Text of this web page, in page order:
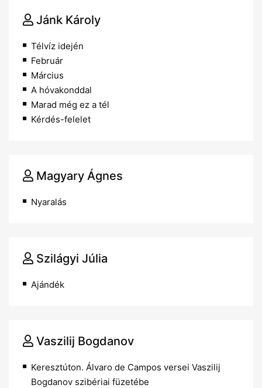
Jánk Károly
Télvíz idején
Február
Március
A hóvakonddal
Marad még ez a tél
Kérdés-felelet
Magyary Ágnes
Nyaralás
Szilágyi Júlia
Ajándék
Vaszilij Bogdanov
Keresztúton. Álvaro de Campos versei Vaszilij
Bogdanov szibériai füzetébe